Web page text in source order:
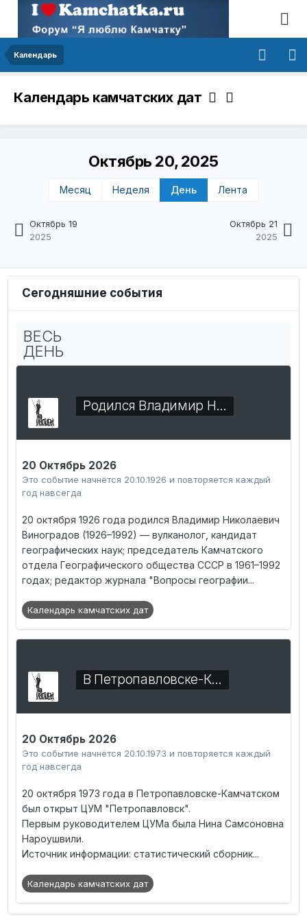
Календарь
Календарь камчатских дат
Октябрь 19
2025
Октябрь 20, 2025
Месяц Неделя День Лента
Октябрь 21
2025
Сегодняшние события
ВЕСЬ
ДЕНЬ
Родился Владимир Н…
20 Октябрь 2026
Это событие начнётся 20.10.1926 и повторяется каждый
год навсегда
20 октября 1926 года родился Владимир Николаевич
Виноградов (1926–1992) — вулканолог, кандидат
географических наук; председатель Камчатского
отдела Географического общества СССР в 1961–1992
годах; редактор журнала "Вопросы географии...
Календарь камчатских дат
В Петропавловске-К…
20 Октябрь 2026
Это событие начнётся 20.10.1973 и повторяется каждый
год навсегда
20 октября 1973 года в Петропавловске-Камчатском
был открыт ЦУМ "Петропавловск".
Первым руководителем ЦУМа была Нина Самсоновна
Нароушвили.
Источник информации: статистический сборник...
Календарь камчатских дат